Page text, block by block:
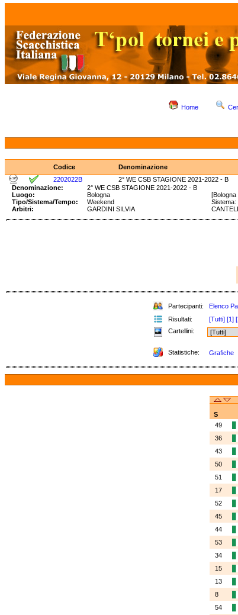
Home
Codice Denominazione
2202022B
2° WE CSB STAGIONE 2021-2022 - B
Denominazione:
2° WE CSB STAGIONE 2021-2022 - B
Luogo:
Bologna
[Bologna
Tipo/Sistema/Tempo:
Weekend
Arbitri:
GARDINI SILVIA
Partecipanti: Elenco
Risultati:
[Tutti] [1]
Cartellini:
Statistiche: Grafiche
S
49
36
43
50
51
17
52
45
44
53
34
15
13
8
54